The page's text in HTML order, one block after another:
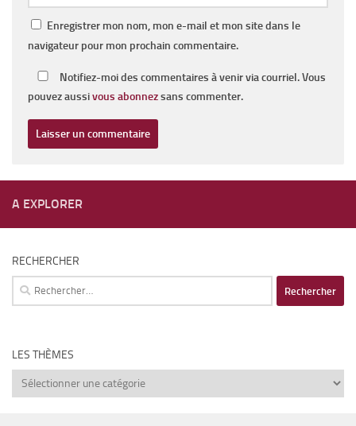
Enregistrer mon nom, mon e-mail et mon site dans le
navigateur pour mon prochain commentaire.
Notifiez-moi des commentaires à venir via courriel. Vous
pouvez aussivous abonnezsans commenter.
A EXPLORER
RECHERCHER
Rechercher :
LES THÈMES
Les
thèmes